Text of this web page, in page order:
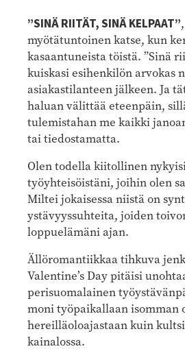
”SINÄ RIITÄT, SINÄ KELPAAT”
myötätuntoinen katse, kun
kasaantuneista töistä. ”Sinä
kuiskasi esihenkilön arvokas
asiakastilanteen jälkeen. Ja
haluan välittää eteenpäin,
tulemistahan me kaikki
tai tiedostamatta.
Olen todella kiitollinen
työyhteisöistäni, joihin olen
Miltei jokaisessa niistä on
ystävyyssuhteita, joiden
loppuelämäni ajan.
Ällöromantiikkaa tihkuva
Valentine’s Day pitäisi
perisuomalainen
moni työpaikallaan isomman
hereilläoloajastaan kuin
kainalossa.